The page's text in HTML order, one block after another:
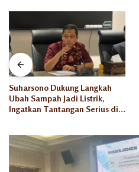
Suharsono Dukung Langkah
Ubah Sampah Jadi Listrik,
Ingatkan Tantangan Serius di